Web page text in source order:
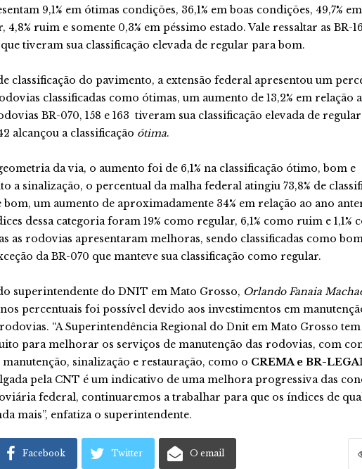
9,1% em ótimas condições, 36,1% em boas condições, 49,7% em
4,8% ruim e somente 0,3% em péssimo estado. Vale ressaltar as BR-
tiveram sua classificação elevada de regular para bom.
classificação do pavimento, a extensão federal apresentou um
classificadas como ótimas, um aumento de 13,2% em relação
BR-070, 158 e 163 tiveram sua classificação elevada de
alcançou a classificação ótima.
da via, o aumento foi de 6,1% na classificação ótimo, bom e
a sinalização, o percentual da malha federal atingiu 73,8% de
um aumento de aproximadamente 34% em relação ao ano
dessa categoria foram 19% como regular, 6,1% como ruim e 1,1%
as rodovias apresentaram melhoras, sendo classificadas como
da BR-070 que manteve sua classificação como regular.
superintendente do DNIT em Mato Grosso, Orlando Fanaia
percentuais foi possível devido aos investimentos em
“A Superintendência Regional do Dnit em Mato Grosso tem
para melhorar os serviços de manutenção das rodovias, com
manutenção, sinalização e restauração, como o CREMA e BR-LEGA
pela CNT é um indicativo de uma melhora progressiva das
federal, continuaremos a trabalhar para que os índices de
mais”, enfatiza o superintendente.​
Facebook Twitter O email